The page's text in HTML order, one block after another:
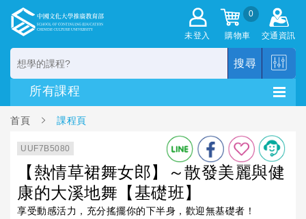
未登入
0
購物車 交通資訊
搜尋
首頁 課程頁
UUF7B5080
【熱情草裙舞女郎】～散發美麗與健
康的大溪地舞【基礎班】
享受動感活力，充分搖擺你的下半身，歡迎無基礎者！